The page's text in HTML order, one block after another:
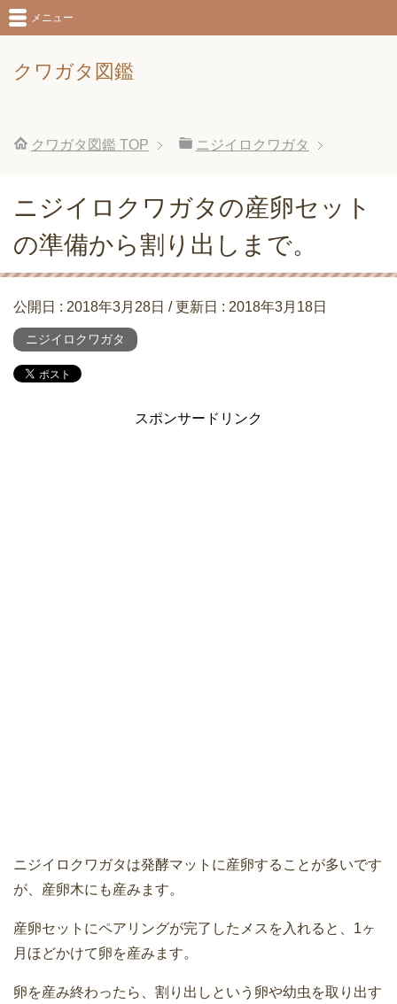
クワガタ図鑑
メニュー
クワガタ図鑑 TOP ニジイロクワガタ
ニジイロクワガタの産卵セット
の準備から割り出しまで。
公開日 : 2018年3月28日 / 更新日 : 2018年3月18日
ニジイロクワガタ
スポンサードリンク
ニジイロクワガタは発酵マットに産卵することが多いです
が、産卵木にも産みます。
産卵セットにペアリングが完了したメスを入れると、1ヶ
月ほどかけて卵を産みます。
卵を産み終わったら、割り出しという卵や幼虫を取り出す